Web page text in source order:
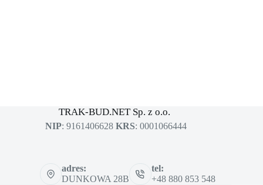
TRAK-BUD.NET Sp. z o.o.
NIP: 9161406628 KRS: 0001066444
adres:
DUNKOWA 28B
tel:
+48 880 853 548